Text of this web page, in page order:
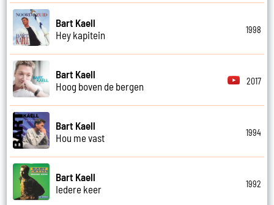
Bart Kaell
Hey kapitein
1998
Bart Kaell
Hoog boven de bergen
2017
Bart Kaell
Hou me vast
1994
Bart Kaell
Iedere keer
1992